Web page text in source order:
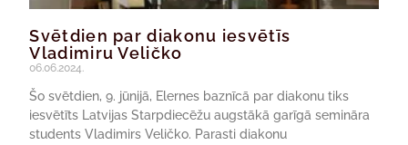
Svētdien par diakonu iesvētīs
Vladimiru Veličko
06.06.2024.
Šo svētdien, 9. jūnijā, Elernes baznīcā par diakonu tiks
iesvētīts Latvijas Starpdiecēžu augstākā garīgā semināra
students Vladimirs Veličko. Parasti diakonu